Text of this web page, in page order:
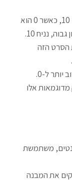
אם היינו מדרגים את הסנטימנט בסולם של 0 עד 10, כאשר 0 הוא
הסרט הזה
ל-0.
מדוגמאות אלו
משתמשת
את המבנה